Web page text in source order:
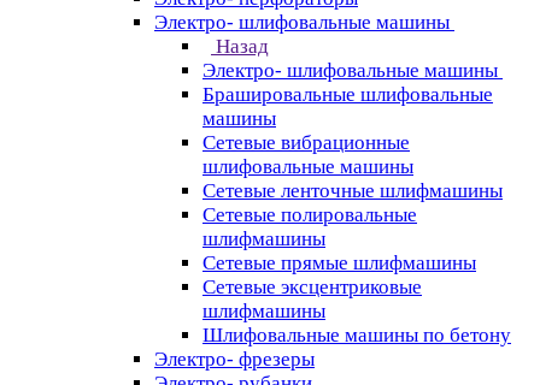
Электро- шлифовальные машины
Назад
Электро- шлифовальные машины
Брашировальные шлифовальные
машины
Сетевые вибрационные
шлифовальные машины
Сетевые ленточные шлифмашины
Сетевые полировальные
шлифмашины
Сетевые прямые шлифмашины
Сетевые эксцентриковые
шлифмашины
Шлифовальные машины по бетону
Электро- фрезеры